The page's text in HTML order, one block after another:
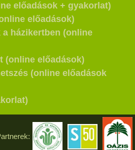
előadások + gyakorlat)
előadások)
házikertben (online
(online előadások)
(online előadások